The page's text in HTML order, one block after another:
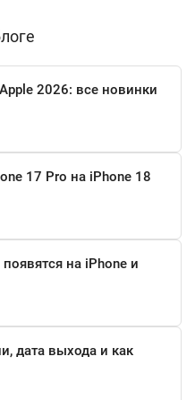
2026: все новинки
17 Pro на iPhone 18
на iPhone и
дата выхода и как